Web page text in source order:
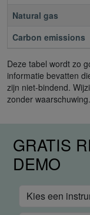
Natural gas
Carbon emissions
Deze tabel wordt zo
informatie bevatten
zijn niet-bindend.
zonder waarschuwing.
GRATIS
DEMO